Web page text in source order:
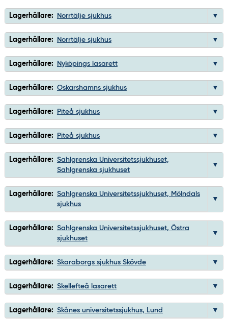
Lagerhållare: Norrtälje sjukhus
Lagerhållare: Norrtälje sjukhus
Lagerhållare: Nyköpings lasarett
Lagerhållare: Oskarshamns sjukhus
Lagerhållare: Piteå sjukhus
Lagerhållare: Piteå sjukhus
Lagerhållare: Sahlgrenska Universitetssjukhuset,
Sahlgrenska sjukhuset
Lagerhållare: Sahlgrenska Universitetssjukhuset, Mölndals
sjukhus
Lagerhållare: Sahlgrenska Universitetssjukhuset, Östra
sjukhuset
Lagerhållare: Skaraborgs sjukhus Skövde
Lagerhållare: Skellefteå lasarett
Lagerhållare: Skånes universitetssjukhus, Lund